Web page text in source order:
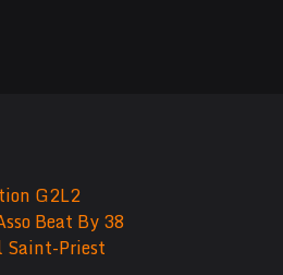
G2L2
Beat By 38
Saint-Priest